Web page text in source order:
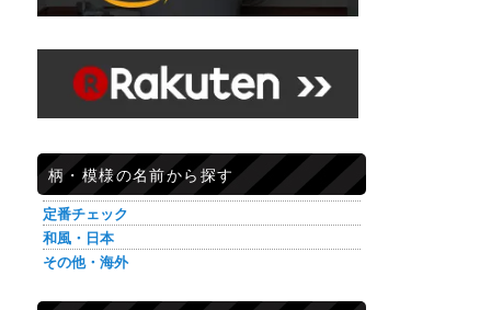
柄・模様の名前から探す
定番チェック
和風・日本
その他・海外